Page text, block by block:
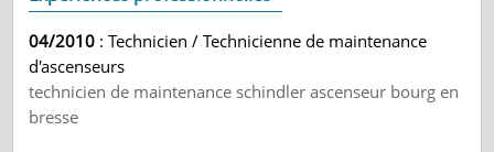
04/2010 : Technicien / Technicienne de maintenance
d'ascenseurs
technicien de maintenance schindler ascenseur bourg en
bresse